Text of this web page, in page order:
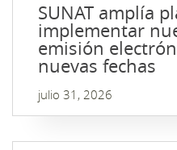
SUNAT amplía
implementar
emisión
nuevas fechas
julio 31, 2026